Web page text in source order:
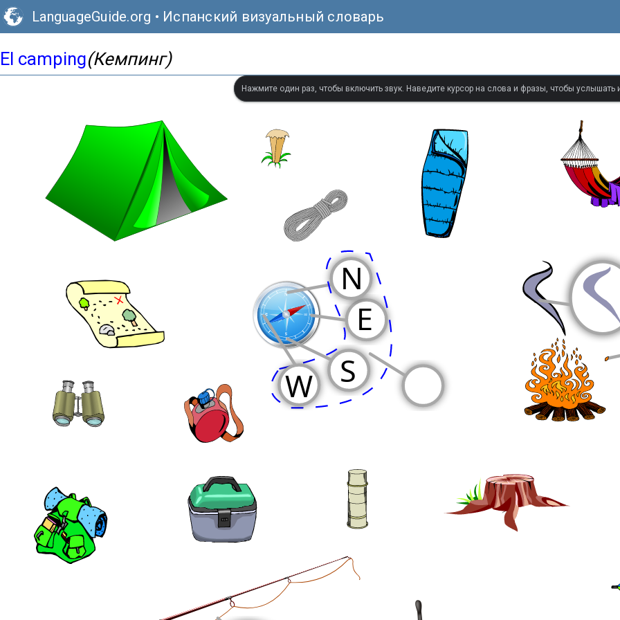
LanguageGuide.org • Испанский визуальный словарь
El camping(Кемпинг)
Нажмите один раз, чтобы включить звук. Наведите курсор на слова и фразы, чтобы услышать